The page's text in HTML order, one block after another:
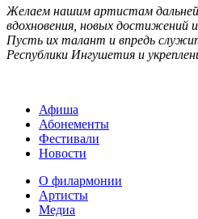
Желаем нашим артистам
вдохновения, новых достижений
Пусть их талант и впредь
Республики Ингушетия и
Афиша
Абонементы
Фестивали
Новости
О филармонии
Артисты
Медиа